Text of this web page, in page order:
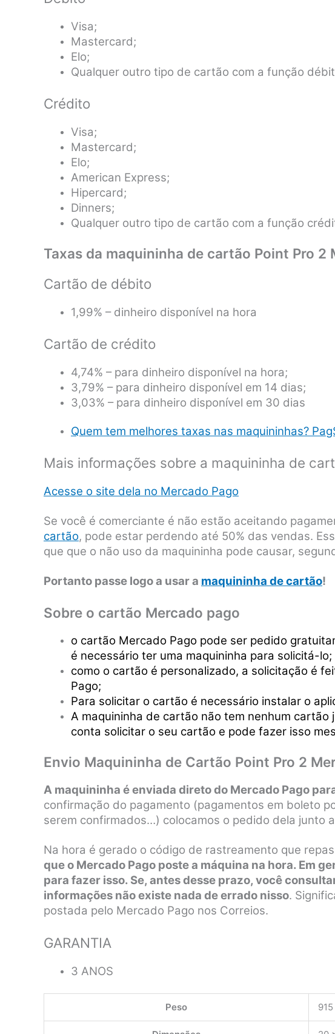
Visa;
Mastercard;
Elo;
Qualquer outro tipo de cartão com a função
Crédito
Visa;
Mastercard;
Elo;
American Express;
Hipercard;
Dinners;
Qualquer outro tipo de cartão com a função
Taxas da maquininha de cartão Point Pro 2
Cartão de débito
1,99% – dinheiro disponível na hora
Cartão de crédito
4,74% – para dinheiro disponível na hora;
3,79% – para dinheiro disponível em 14 dias;
3,03% – para dinheiro disponível em 30 dias
Quem tem melhores taxas nas maquininhas?
Mais informações sobre a maquininha de
Acesse o site dela no Mercado Pago
Se você é comerciante é não estão aceitando
cartão, pode estar perdendo até 50% das vendas.
que que o não uso da maquininha pode causar,
Portanto passe logo a usar a maquininha de cartão!
Sobre o cartão Mercado pago
o cartão Mercado Pago pode ser pedido
é necessário ter uma maquininha para solicitá-lo;
como o cartão é personalizado, a solicitação é
Pago;
Para solicitar o cartão é necessário instalar o
A maquininha de cartão não tem nenhum cartão
conta solicitar o seu cartão e pode fazer isso
Envio Maquininha de Cartão Point Pro 2
A maquininha é enviada direto do Mercado Pago
confirmação do pagamento (pagamentos em boleto
serem confirmados…) colocamos o pedido dela junto
Na hora é gerado o código de rastreamento que
que o Mercado Pago poste a máquina na hora. Em
para fazer isso. Se, antes desse prazo, você
informações não existe nada de errado nisso.
postada pelo Mercado Pago nos Correios.
GARANTIA
3 ANOS
Peso